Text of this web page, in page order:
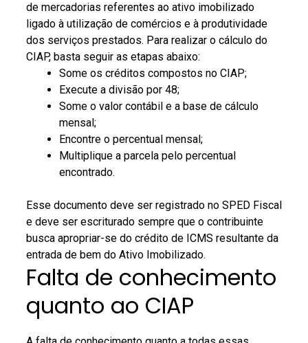
de mercadorias referentes ao ativo imobilizado
ligado à utilização de comércios e à produtividade
dos serviços prestados. Para realizar o cálculo do
CIAP, basta seguir as etapas abaixo:
Some os créditos compostos no CIAP;
Execute a divisão por 48;
Some o valor contábil e a base de cálculo
mensal;
Encontre o percentual mensal;
Multiplique a parcela pelo percentual
encontrado.
Esse documento deve ser registrado no SPED Fiscal
e deve ser escriturado sempre que o contribuinte
busca apropriar-se do crédito de ICMS resultante da
entrada de bem do Ativo Imobilizado.
Falta de conhecimento
quanto ao CIAP